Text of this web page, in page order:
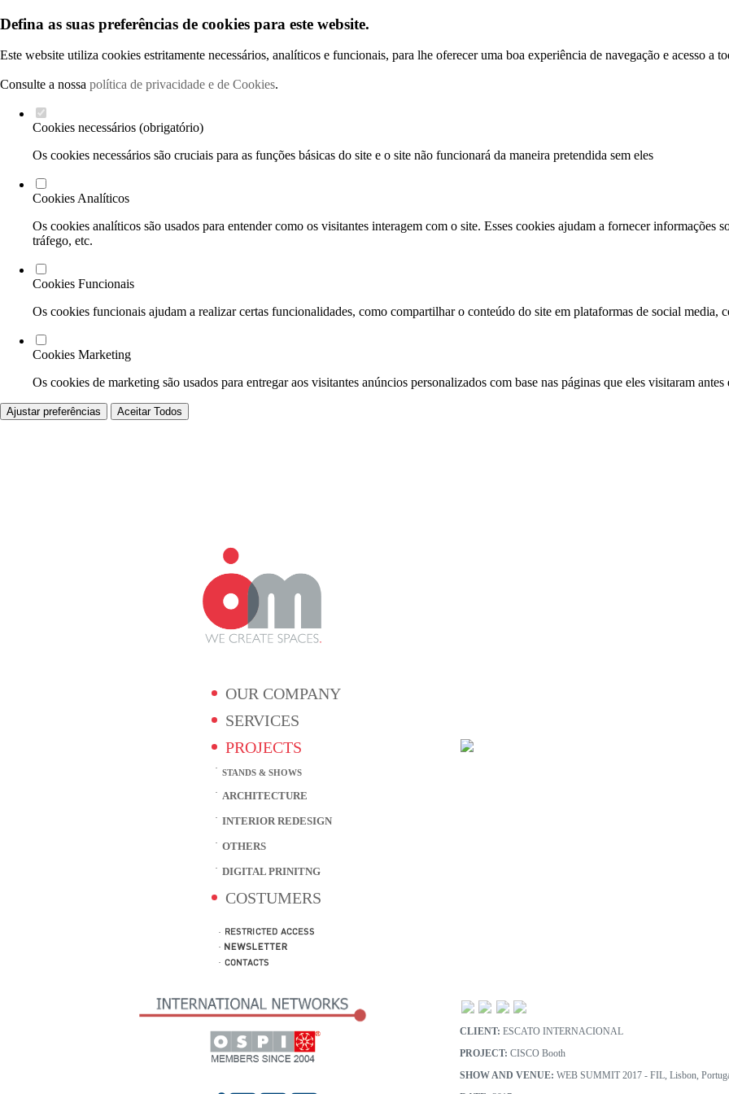
Defina as suas preferências de cookies para este website.
Este website utiliza cookies estritamente necessários, analíticos e funcionais, para lhe oferecer uma boa experiência de navegação e acesso a
Consulte a nossa política de privacidade e de Cookies.
Cookies necessários (obrigatório)
Os cookies necessários são cruciais para as funções básicas do site e o site não funcionará da maneira pretendida sem eles
Cookies Analíticos
Os cookies analíticos são usados para entender como os visitantes interagem com o site. Esses cookies ajudam a fornecer informações
tráfego, etc.
Cookies Funcionais
Os cookies funcionais ajudam a realizar certas funcionalidades, como compartilhar o conteúdo do site em plataformas de social media,
Cookies Marketing
Os cookies de marketing são usados para entregar aos visitantes anúncios personalizados com base nas páginas que eles visitaram
Ajustar preferências Aceitar Todos
OUR COMPANY
SERVICES
PROJECTS
STANDS & SHOWS
ARCHITECTURE
INTERIOR REDESIGN
OTHERS
DIGITAL PRINITNG
COSTUMERS
CLIENT: ESCATO INTERNACIONAL
PROJECT: CISCO Booth
SHOW AND VENUE: WEB SUMMIT 2017 - FIL, Lisbon,